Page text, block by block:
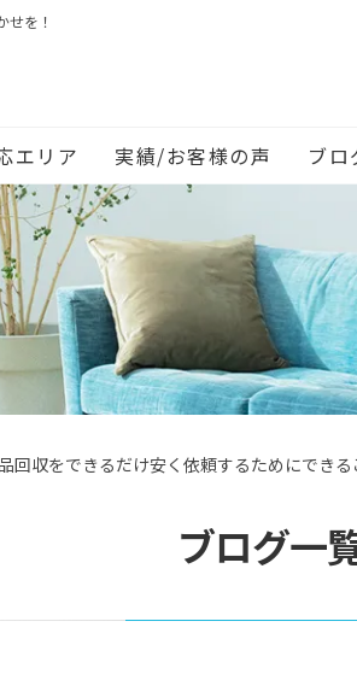
せを！
エリア 実績/お客様の声 ブロ
回収をできるだけ安く依頼するためにでき
ブログ一